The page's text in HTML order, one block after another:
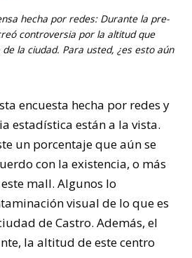
hecha por redes: Durante la pre-
controversia por la altitud que
la ciudad. Para usted, ¿es esto aún
encuesta hecha por redes y
estadística están a la vista.
un porcentaje que aún se
con la existencia, o más
mall. Algunos lo
visual de lo que es
de Castro. Además, el
la altitud de este centro